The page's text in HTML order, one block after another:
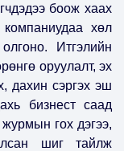
боож хаах
хөл
Итгэлийн
оруулалт, эх
дахин сэргэх эш
бизнест саад
гох дэгээ,
шиг тайлж